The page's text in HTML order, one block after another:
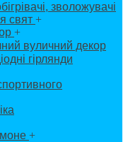
зволожувачі
свят +
+
вуличний декор
гірлянди
+